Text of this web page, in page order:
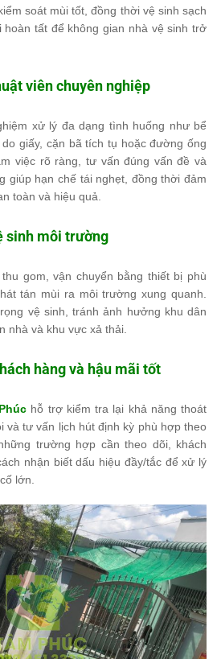
soát mùi tốt, đồng thời vệ sinh sạch
hoàn tất để không gian nhà vệ sinh trở
viên chuyên nghiệp
xử lý đa dạng tình huống như bể
giấy, cặn bã tích tụ hoặc đường ống
việc rõ ràng, tư vấn đúng vấn đề và
giúp hạn chế tái nghẹt, đồng thời đảm
toàn và hiệu quả.
sinh môi trường
gom, vận chuyển bằng thiết bị phù
tán mùi ra môi trường xung quanh.
vệ sinh, tránh ảnh hưởng khu dân
nhà và khu vực xả thải.
hàng và hậu mãi tốt
hỗ trợ kiểm tra lại khả năng thoát
và tư vấn lịch hút định kỳ phù hợp theo
trường hợp cần theo dõi, khách
nhận biết dấu hiệu đầy/tắc để xử lý
lớn.